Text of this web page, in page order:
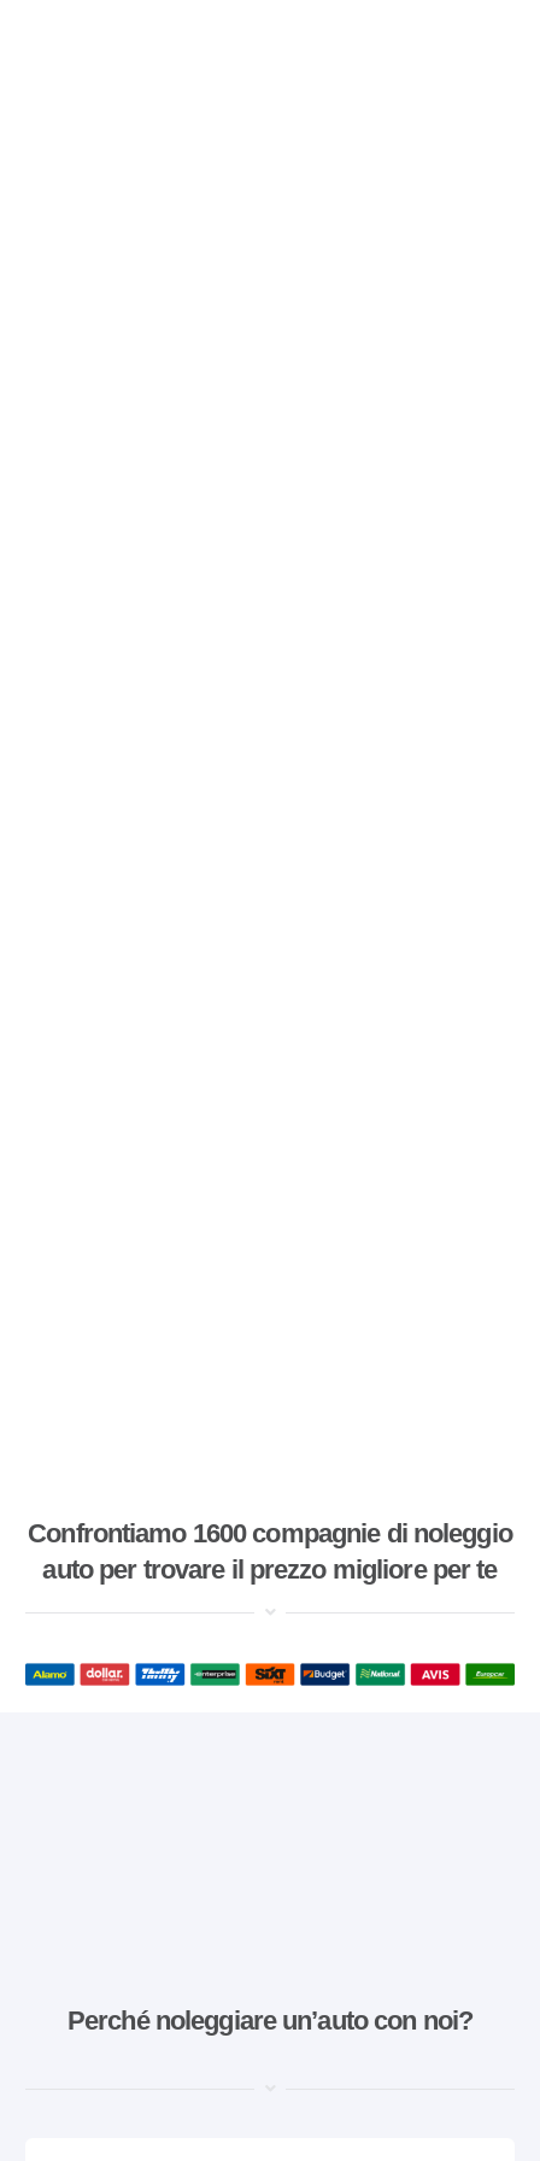
Confrontiamo 1600 compagnie di noleggio
auto per trovare il prezzo migliore per te
Perché noleggiare un’auto con noi?